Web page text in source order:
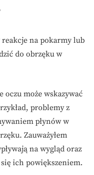
na pokarmy lub
do obrzęku w
oczu może wskazywać
problemy z
płynów w
Zauważyłem
na wygląd oraz
ich powiększeniem.